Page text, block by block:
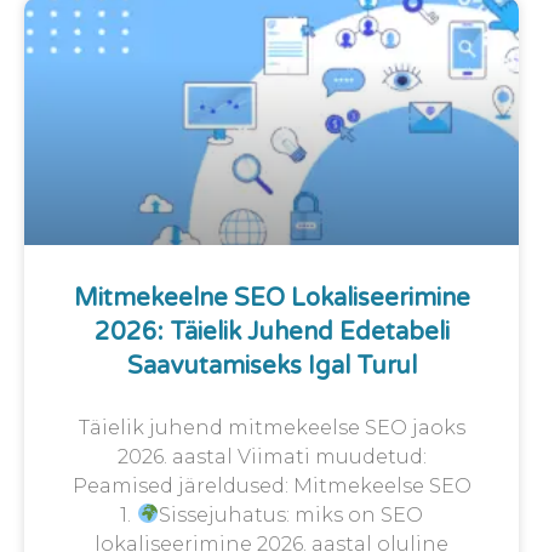
Mitmekeelne SEO Lokaliseerimine
2026: Täielik Juhend Edetabeli
Saavutamiseks Igal Turul
Täielik juhend mitmekeelse SEO jaoks
2026. aastal Viimati muudetud:
Peamised järeldused: Mitmekeelse SEO
1.
Sissejuhatus: miks on SEO
lokaliseerimine 2026. aastal oluline